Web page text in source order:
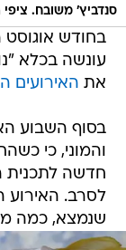
סנדביץ' משובח. ציפי
בחודש
עונשה בכלא
את האירועים
בסוף השבוע
והמוני, כי
חדשה לתכנית
שנמצא, כמה